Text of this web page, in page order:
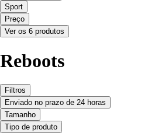
Sport
Preço
Ver os 6 produtos
Reboots
Filtros
Enviado no prazo de 24 horas
Tamanho
Tipo de produto